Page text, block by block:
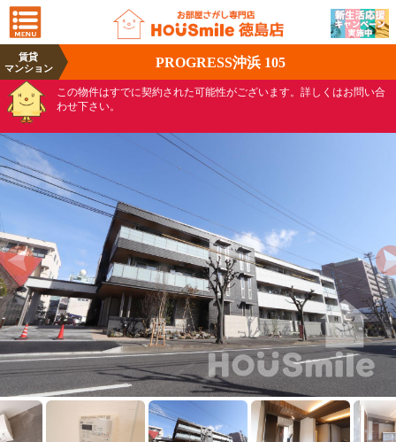
賃貸
マンション
PROGRESS沖浜 105
この物件はすでに契約された可能性がございます。詳しくはお問い合
わせ下さい。